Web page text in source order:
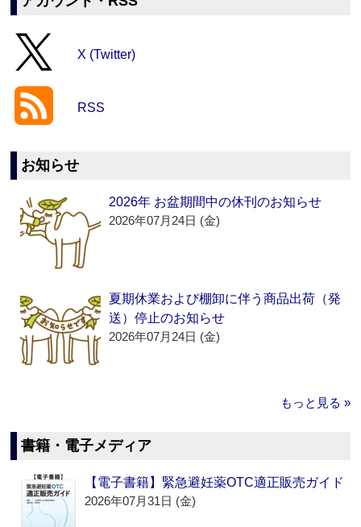
X (Twitter)
RSS
お知らせ
2026年 お盆期間中の休刊のお知らせ
2026年07月24日 (金)
夏期休業および棚卸に伴う商品出荷（発
送）停止のお知らせ
2026年07月24日 (金)
もっと見る »
書籍・電子メディア
【電子書籍】緊急避妊薬OTC適正販売ガイド
2026年07月31日 (金)